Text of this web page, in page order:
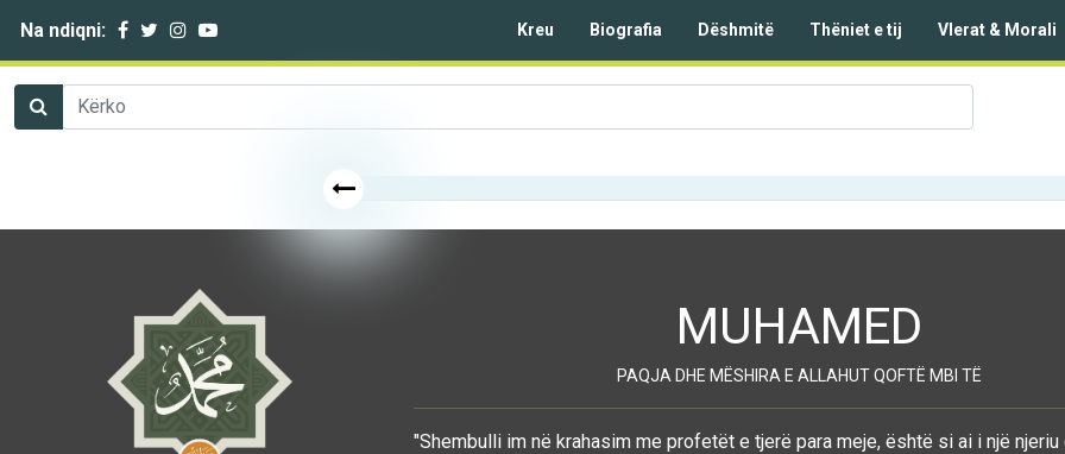
Na ndiqni: Kreu Biografia Dëshmitë Thëniet e tij Vlerat & Morali
MUHAMED
PAQJA DHE MËSHIRA E ALLAHUT QOFTË MBI TË
"Shembulli im në krahasim me profetët e tjerë para meje, është si ai i një